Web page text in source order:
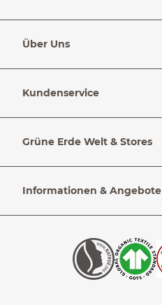
Über Uns
Kundenservice
Grüne Erde Welt & Stores
Informationen & Angebote